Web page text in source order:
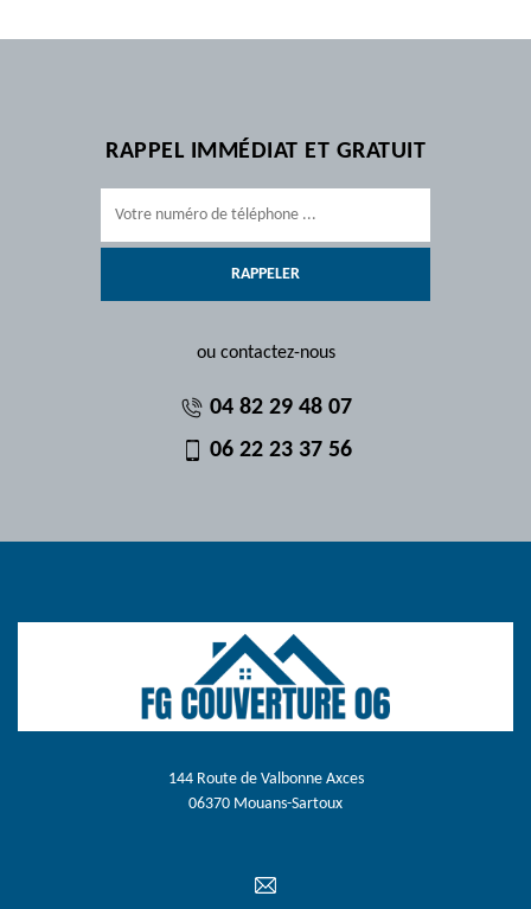
RAPPEL IMMÉDIAT ET GRATUIT
ou contactez-nous
04 82 29 48 07
06 22 23 37 56
144 Route de Valbonne Axces
06370 Mouans-Sartoux